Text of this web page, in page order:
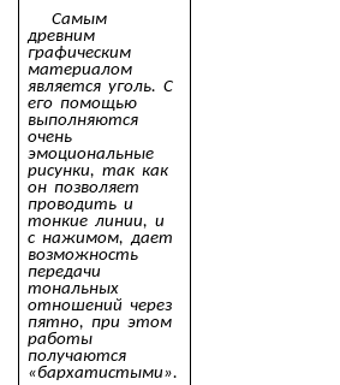
Самым
древним
графическим
материалом
является уголь. С
его помощью
выполняются
очень
эмоциональные
рисунки, так как
он позволяет
проводить и
тонкие линии, и
с нажимом, дает
возможность
передачи
тональных
отношений через
пятно, при этом
работы
получаются
«бархатистыми».